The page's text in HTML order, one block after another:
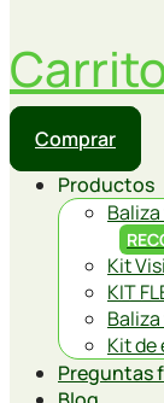
Comprar
Productos
Kit
KIT
Baliza
Kit de
Preguntas